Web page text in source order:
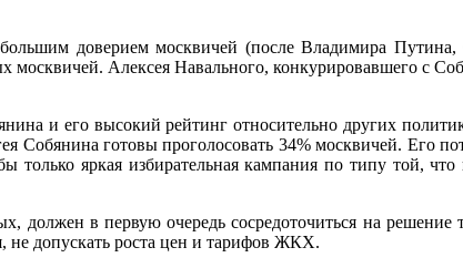
доверием москвичей (после Владимира
Алексея Навального, конкурировавшего с
и его высокий рейтинг относительно других
Собянина готовы проголосовать 34% москвичей. Его
яркая избирательная кампания по типу той,
в первую очередь сосредоточиться на решение
не допускать роста цен и тарифов ЖКХ.